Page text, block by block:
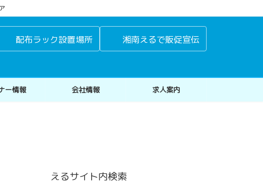
配布ラック設置場所 湘南えるで販促宣伝
ー情報 会社情報 求人案内
えるサイト内検索